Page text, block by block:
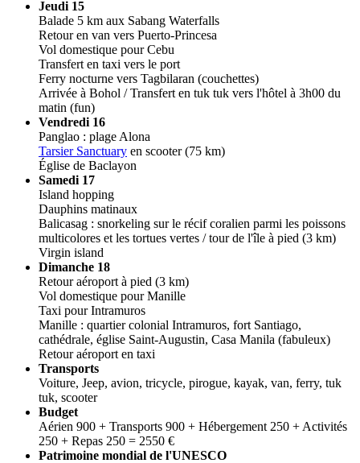
Jeudi 15
Balade 5 km aux Sabang Waterfalls
Retour en van vers Puerto-Princesa
Vol domestique pour Cebu
Transfert en taxi vers le port
Ferry nocturne vers Tagbilaran (couchettes)
Arrivée à Bohol / Transfert en tuk tuk vers l'hôtel à 3h00 du
matin (fun)
Vendredi 16
Panglao : plage Alona
Tarsier Sanctuary en scooter (75 km)
Église de Baclayon
Samedi 17
Island hopping
Dauphins matinaux
Balicasag : snorkeling sur le récif coralien parmi les poissons
multicolores et les tortues vertes / tour de l'île à pied (3 km)
Virgin island
Dimanche 18
Retour aéroport à pied (3 km)
Vol domestique pour Manille
Taxi pour Intramuros
Manille : quartier colonial Intramuros, fort Santiago,
cathédrale, église Saint-Augustin, Casa Manila (fabuleux)
Retour aéroport en taxi
Transports
Voiture, Jeep, avion, tricycle, pirogue, kayak, van, ferry, tuk
tuk, scooter
Budget
Aérien 900 + Transports 900 + Hébergement 250 + Activités
250 + Repas 250 = 2550 €
Patrimoine mondial de l'UNESCO